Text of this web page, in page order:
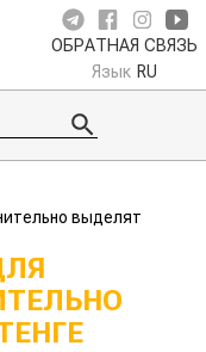
ОБРАТНАЯ СВЯЗЬ
Язык RU
выделят